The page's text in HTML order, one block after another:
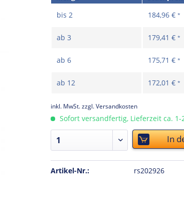
bis2 184,96 €*
ab3 179,41 €*
ab6 175,71 €*
ab 12 172,01 €*
inkl. MwSt.zzgl. Versandkosten
Sofort versandfertig, Lieferzeit ca. 1-
In
Artikel-Nr.: rs202926